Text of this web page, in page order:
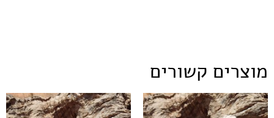
מוצרים קשורים